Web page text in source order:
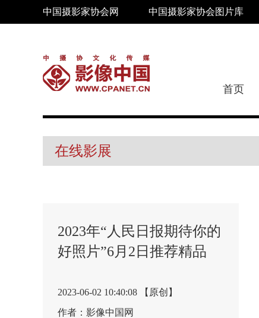
中国摄影家协会网 中国摄影家协会图片库
首页
在线影展
2023年“人民日报期待你的
好照片”6月2日推荐精品
2023-06-02 10:40:08 【原创】
作者：影像中国网